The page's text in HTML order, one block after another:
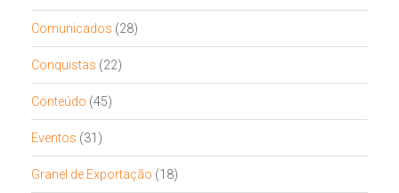
Comunicados (28)
Conquistas (22)
Conteúdo (45)
Eventos (31)
Granel de Exportação (18)